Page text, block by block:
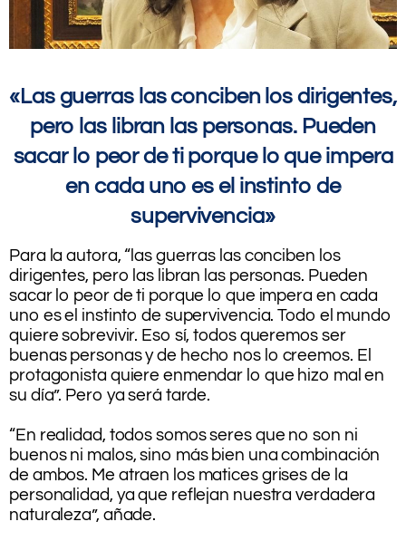
«Las guerras las conciben los dirigentes,
pero las libran las personas. Pueden
sacar lo peor de ti porque lo que impera
en cada uno es el instinto de
supervivencia»
Para la autora, “las guerras las conciben los
dirigentes, pero las libran las personas. Pueden
sacar lo peor de ti porque lo que impera en cada
uno es el instinto de supervivencia. Todo el mundo
quiere sobrevivir. Eso sí, todos queremos ser
buenas personas y de hecho nos lo creemos. El
protagonista quiere enmendar lo que hizo mal en
su día”. Pero ya será tarde.
“En realidad, todos somos seres que no son ni
buenos ni malos, sino más bien una combinación
de ambos. Me atraen los matices grises de la
personalidad, ya que reflejan nuestra verdadera
naturaleza”, añade.